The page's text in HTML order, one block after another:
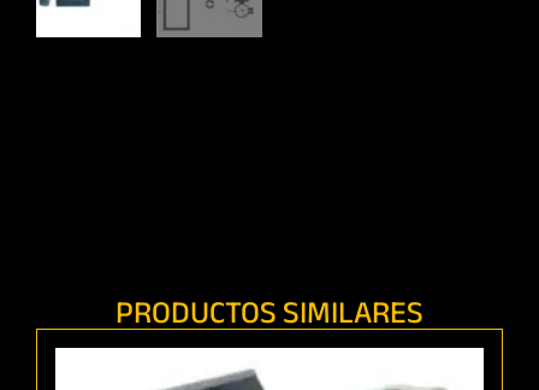
PRODUCTOS SIMILARES